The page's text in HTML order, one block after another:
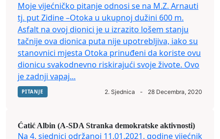
Moje vijećničko pitanje odnosi se na M.Z. Arnauti
tj. put Zidine –Otoka u ukupnoj dužini 600 m.
Asfalt na ovoj dionici je u izrazito lošem stanju
tačnije ova dionica puta nije upotrebljiva, iako su
stanovnici mjesta Otoka prinuđeni da koriste ovu
dionicu svakodnevno riskirajući svoje živote. Ovo
je zadnji vapaj...
PITANJE 2. Sjednica - 28 Decembra, 2020
Ćatić Albin (A-SDA Stranka demokratske aktivnosti)
Na 4. sjednici održanoj 11.01.2021. godine vijećnik